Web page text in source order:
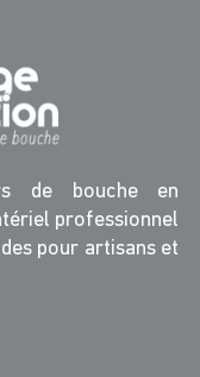
de bouche en
professionnel
pour artisans et